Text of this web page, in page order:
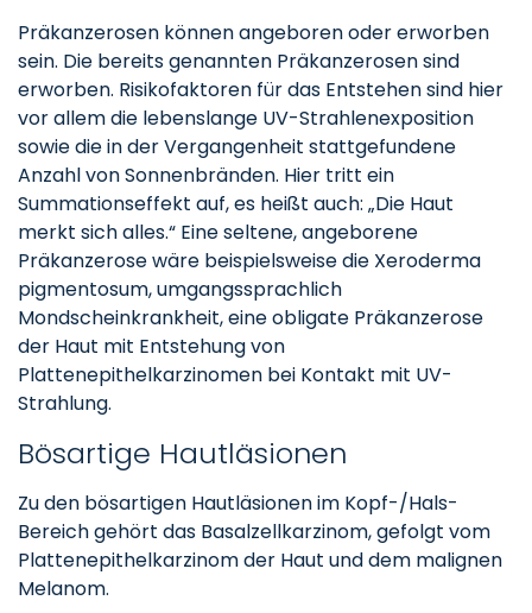
Präkanzerosen können angeboren oder erworben
sein. Die bereits genannten Präkanzerosen sind
erworben. Risikofaktoren für das Entstehen sind hier
vor allem die lebenslange UV-Strahlenexposition
sowie die in der Vergangenheit stattgefundene
Anzahl von Sonnenbränden. Hier tritt ein
Summationseffekt auf, es heißt auch: „Die Haut
merkt sich alles.“ Eine seltene, angeborene
Präkanzerose wäre beispielsweise die Xeroderma
pigmentosum, umgangssprachlich
Mondscheinkrankheit, eine obligate Präkanzerose
der Haut mit Entstehung von
Plattenepithelkarzinomen bei Kontakt mit UV-
Strahlung.
Bösartige Hautläsionen
Zu den bösartigen Hautläsionen im Kopf-/Hals-
Bereich gehört das Basalzellkarzinom, gefolgt vom
Plattenepithelkarzinom der Haut und dem malignen
Melanom.